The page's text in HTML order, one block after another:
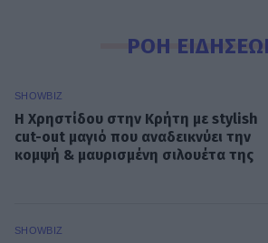
ΡΟΗ
SHOWBIZ
Η Χρηστίδου στην Κρήτη με stylish
cut-out μαγιό που αναδεικνύει την
κομψή & μαυρισμένη σιλουέτα της
SHOWBIZ